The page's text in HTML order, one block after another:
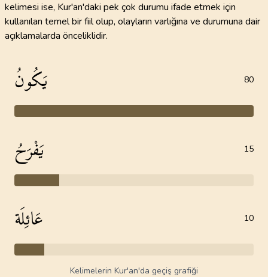
kelimesi ise, Kur'an'daki pek çok durumu ifade etmek için
kullanılan temel bir fiil olup, olayların varlığına ve durumuna dair
açıklamalarda önceliklidir.
يَكُونُ 80
يَفْرَحُ 15
عَائِلَة 10
Kelimelerin Kur'an'da geçiş grafiği